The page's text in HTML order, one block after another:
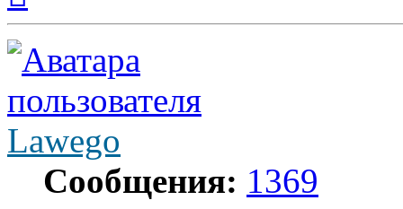
началу
Lawego
Сообщения: 1369